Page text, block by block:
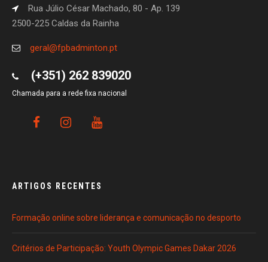
Rua Júlio César Machado, 80 - Ap. 139
2500-225 Caldas da Rainha
geral@fpbadminton.pt
(+351) 262 839020
Chamada para a rede fixa nacional
ARTIGOS RECENTES
Formação online sobre liderança e comunicação no desporto
Critérios de Participação: Youth Olympic Games Dakar 2026